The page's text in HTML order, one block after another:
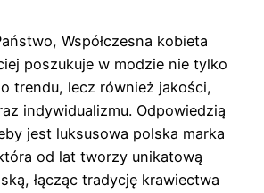
Współczesna kobieta
poszukuje w modzie nie tylko
trendu, lecz również jakości,
indywidualizmu. Odpowiedzią
jest luksusowa polska marka
od lat tworzy unikatową
łącząc tradycję krawiectwa